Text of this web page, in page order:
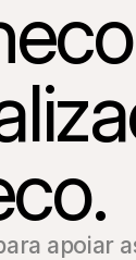
apoiar